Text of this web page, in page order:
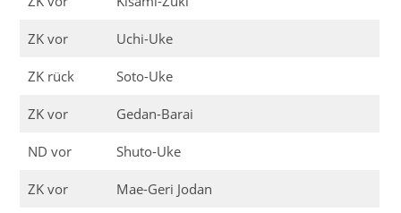
ZK vor Uchi-Uke
ZK rück Soto-Uke
ZK vor Gedan-Barai
ND vor Shuto-Uke
ZK vor Mae-Geri Jodan